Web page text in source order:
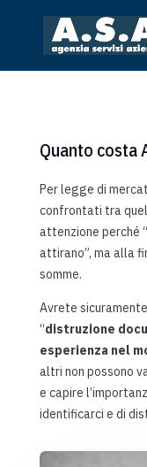
Quanto costa
Per legge di
confrontati tra
attenzione perché
attirano”, ma alla
somme.
Avrete
“distruzione
esperienza nel
altri non possono
e capire
identificarci e di